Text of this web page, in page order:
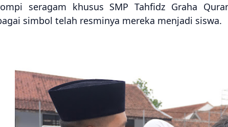
seragam khusus SMP Tahfidz Graha
simbol telah resminya mereka menjadi siswa.